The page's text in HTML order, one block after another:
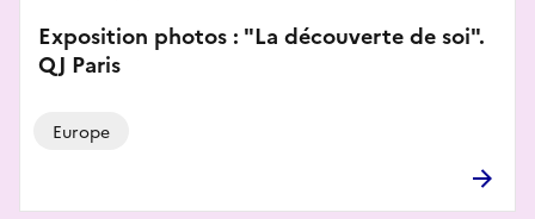
Exposition photos : "La découverte de soi".
QJ Paris
Europe